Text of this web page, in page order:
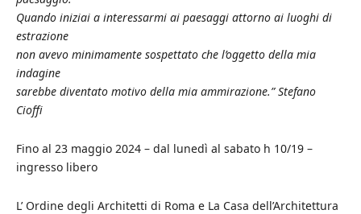
Quando iniziai a interessarmi ai paesaggi attorno ai luoghi di
estrazione
non avevo minimamente sospettato che l’oggetto della mia
indagine
sarebbe diventato motivo della mia ammirazione.” Stefano
Cioffi
Fino al 23 maggio 2024 – dal lunedì al sabato h 10/19 –
ingresso libero
L’ Ordine degli Architetti di Roma e La Casa dell’Architettura